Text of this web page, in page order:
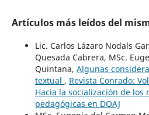
Artículos más leídos del
Lic. Carlos Lázaro Nodals
Quesada Cabrera, MSc.
Quintana, Algunas
textual , Revista Conrado:
Hacia la socialización de los
pedagógicas en DOAJ